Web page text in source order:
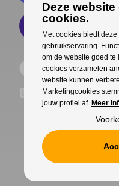
Deze
cookies.
Met cookies biedt
gebruikservaring.
om de website goed te
cookies verzamelen
website kunnen
Marketingcookies
jouw profiel af. Meer